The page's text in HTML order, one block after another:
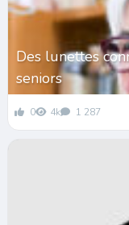
Des lunettes
seniors
0 4k 1 287